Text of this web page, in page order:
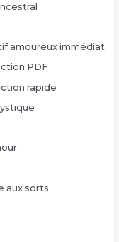
amoureux immédiat
PDF
rapide
aux sorts